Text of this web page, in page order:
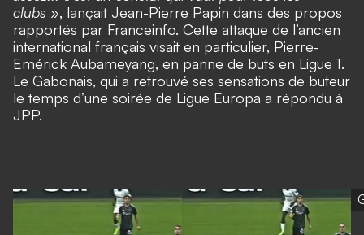
clubs », lançait Jean-Pierre Papin dans des propos
rapportés par Franceinfo. Cette attaque de l’ancien
international français visait en particulier, Pierre-
Emérick Aubameyang, en panne de buts en Ligue 1.
Le Gabonais, qui a retrouvé ses sensations de buteur
le temps d’une soirée de Ligue Europa a répondu à
JPP.